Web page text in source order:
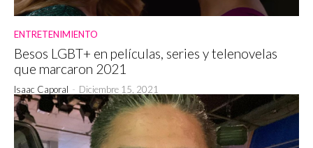
ENTRETENIMIENTO
Besos LGBT+ en películas, series y telenovelas
que marcaron 2021
Isaac Caporal - Diciembre 15, 2021